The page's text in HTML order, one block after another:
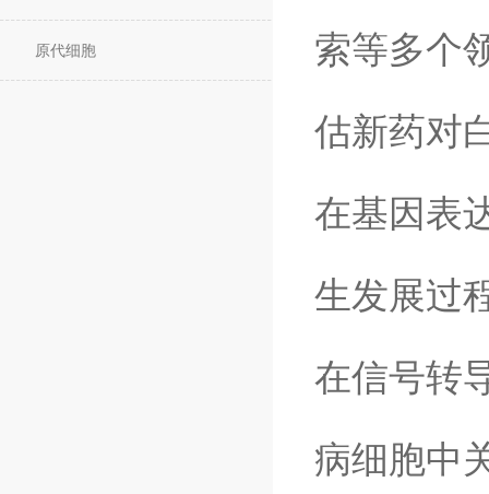
原代细胞
索等多个
估新药对
在基因表
生发展过
在信号转
病细胞中